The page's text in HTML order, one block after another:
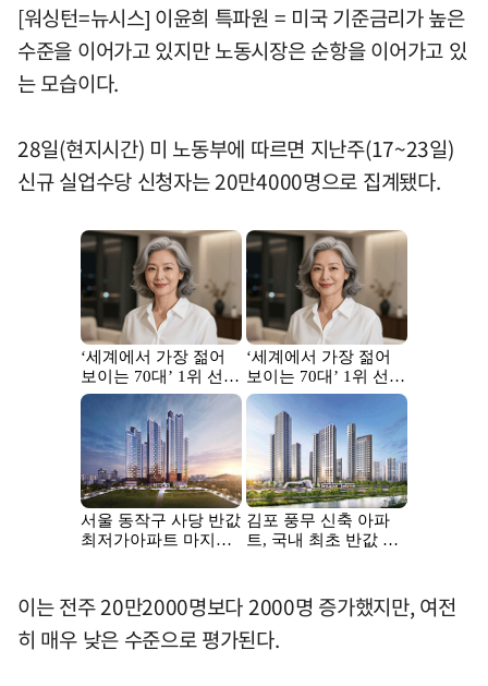
[워싱턴=뉴시스] 이윤희 특파원 = 미국 기준금리가 높은
수준을 이어가고 있지만 노동시장은 순항을 이어가고 있
는 모습이다.
28일(현지시간) 미 노동부에 따르면 지난주(17~23일)
신규 실업수당 신청자는 20만4000명으로 집계됐다.
이는 전주 20만2000명보다 2000명 증가했지만, 여전
히 매우 낮은 수준으로 평가된다.